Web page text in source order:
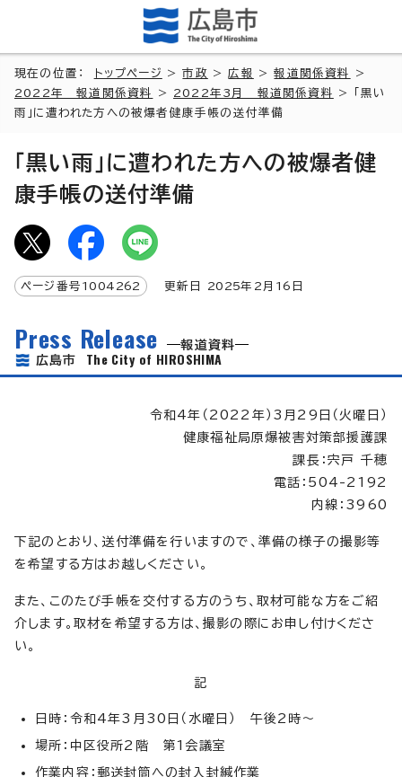
現在の位置： トップページ >市政 >広報 >報道関係資料
>
2022年 報道関係資料
> 2022年3月 報道関係資料
> 「黒い
雨」に遭われた方への被爆者健康手帳の送付準備
「黒い雨」に遭われた方への被爆者健
康手帳の送付準備
ページ番号 1004262 更新日 2025年2月 16 日
Press Release
報道資料
広島市 The City of HIROSHIMA
令和4年（2022年）3月29日（火曜日）
健康福祉局原爆被害対策部援護課
課長：宍戸 千穂
電話：504-2192
内線：3960
下記のとおり、送付準備を行いますので、準備の様子の撮影等
を希望する方はお越しください。
また、このたび手帳を交付する方のうち、取材可能な方をご紹
介します。取材を希望する方は、撮影の際にお申し付けくださ
い。
記
日時：令和4年3月30日（水曜日） 午後2時～
場所：中区役所2階 第1会議室
作業内容：郵送封筒への封入封緘作業